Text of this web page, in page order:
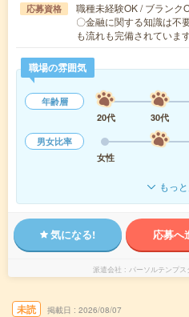
応募資格
職種未経験OK / ブランク
〇金融に関する知識は不
も流れも完備されていま
職場の雰囲気
年齢層
20代
30代
男女比率
女性
もっ
気になる! 応募へ
派遣会社 パーソルテンプ
未読 掲載日 2026/08/07